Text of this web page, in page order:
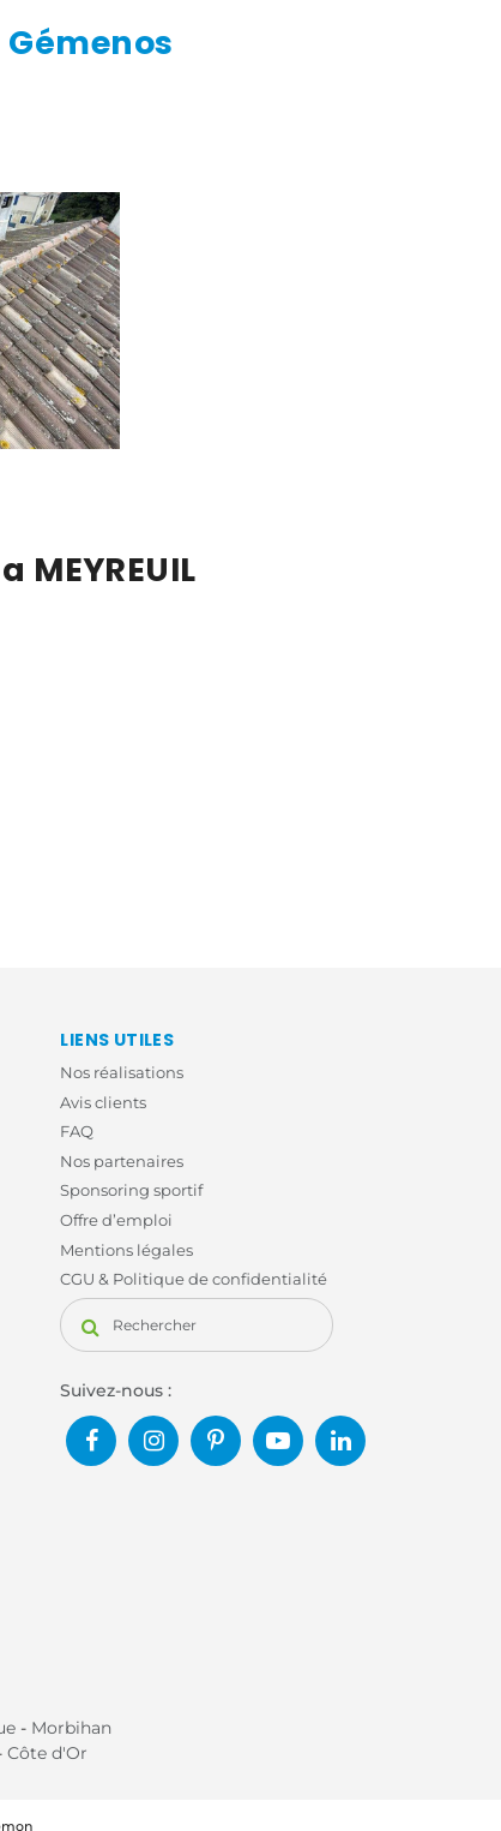
LIENS UTILES
Nos réalisations
Avis clients
FAQ
Nos partenaires
Sponsoring sportif
Offre d’emploi
Mentions légales
CGU & Politique de confidentialité
Suivez-nous :
- Morbihan
Côte d'Or